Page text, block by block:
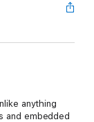
anything
and embedded